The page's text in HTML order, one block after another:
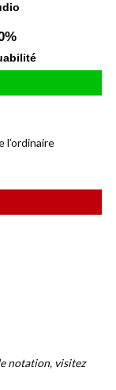
l’ordinaire
notation, visitez